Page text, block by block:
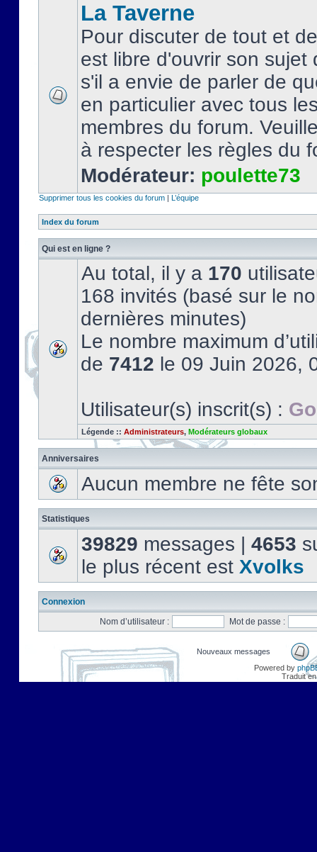
La Taverne
Pour discuter de tout et
est libre d'ouvrir son sujet
s'il a envie de parler de
en particulier avec tous
membres du forum.
à respecter les règles du
Modérateur: poulette73
Supprimer tous les cookies du forum | L’équipe
Index du forum
Qui est en ligne ?
Au total, il y a 170
168 invités (basé sur le
dernières minutes)
Le nombre maximum
de 7412 le 09 Juin 2026,
Utilisateur(s) inscrit(s) :
Légende :: Administrateurs, Modérateurs globaux
Anniversaires
Aucun membre ne fête
Statistiques
39829 messages | 4653
le plus récent est Xvolks
Connexion
Nom d’utilisateur :
Mot de passe :
Nouveaux messages
Powered by
Traduit